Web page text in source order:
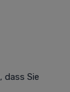
dass Sie